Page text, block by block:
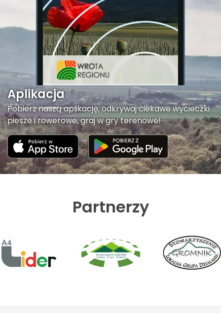
Aplikacja
Pobierz naszą aplikację, odkrywaj ciekawe wycieczki
piesze i rowerowe, graj w gry terenowe!
Partnerzy